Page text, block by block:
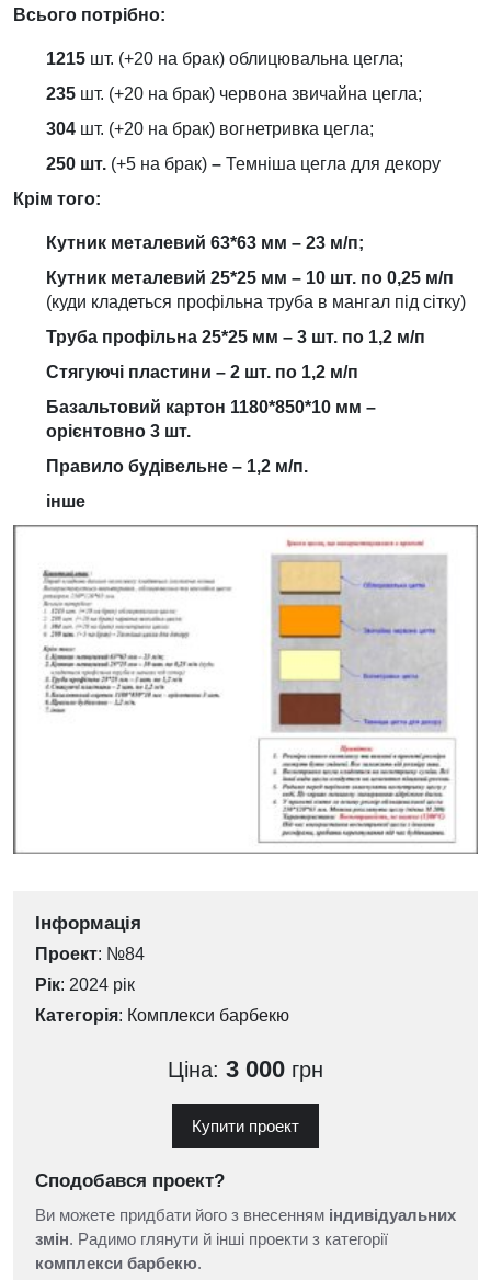
Всього потрібно:
1215 шт. (+20 на брак) облицювальна цегла;
235 шт. (+20 на брак) червона звичайна цегла;
304 шт. (+20 на брак) вогнетривка цегла;
250 шт. (+5 на брак) – Темніша цегла для декору
Крім того:
Кутник металевий 63*63 мм – 23 м/п;
Кутник металевий 25*25 мм – 10 шт. по 0,25 м/п
(куди кладеться профільна труба в мангал під сітку)
Труба профільна 25*25 мм – 3 шт. по 1,2 м/п
Стягуючі пластини – 2 шт. по 1,2 м/п
Базальтовий картон 1180*850*10 мм –
орієнтовно 3 шт.
Правило будівельне – 1,2 м/п.
інше
Інформація
Проект: №84
Рік: 2024 рік
Категорія: Комплекси барбекю
Ціна: 3 000 грн
Купити проект
Сподобався проект?
Ви можете придбати його з внесенням індивідуальних
змін. Радимо глянути й інші проекти з категорії
комплекси барбекю.